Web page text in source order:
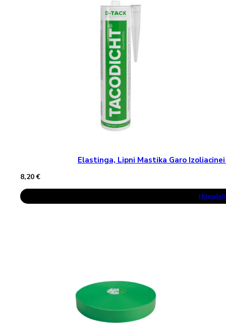
Elastinga, Lipni Mastika Garo Izoliacinei
8,20€
Į Krepšelį